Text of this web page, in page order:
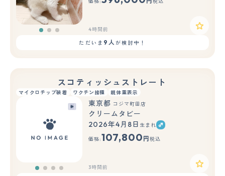
価格: 税込
4時間前
ただいま 9人が検討中！
スコティッシュストレート
マイクロチップ装着 ワクチン接種 親体重表示
東京都 コジマ町田店
クリームタビー
2026年4月8日 生まれ
価格:107,800 円 税込
3時間前